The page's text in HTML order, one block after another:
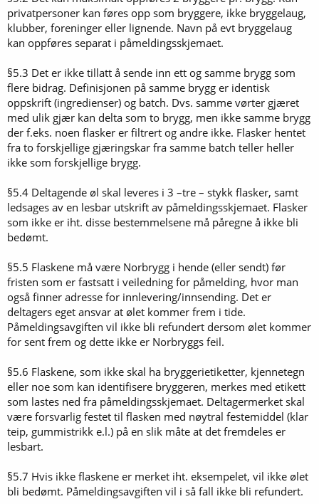
privatpersoner kan føres opp som bryggere, ikke bryggelaug,
klubber, foreninger eller lignende. Navn på evt bryggelaug
kan oppføres separat i påmeldingsskjemaet.
§5.3 Det er ikke tillatt å sende inn ett og samme brygg som
flere bidrag. Definisjonen på samme brygg er identisk
oppskrift (ingredienser) og batch. Dvs. samme vørter gjæret
med ulik gjær kan delta som to brygg, men ikke samme brygg
der f.eks. noen flasker er filtrert og andre ikke. Flasker hentet
fra to forskjellige gjæringskar fra samme batch teller heller
ikke som forskjellige brygg.
§5.4 Deltagende øl skal leveres i 3 –tre – stykk flasker, samt
ledsages av en lesbar utskrift av påmeldingsskjemaet. Flasker
som ikke er iht. disse bestemmelsene må påregne å ikke bli
bedømt.
§5.5 Flaskene må være Norbrygg i hende (eller sendt) før
fristen som er fastsatt i veiledning for påmelding, hvor man
også finner adresse for innlevering/innsending. Det er
deltagers eget ansvar at ølet kommer frem i tide.
Påmeldingsavgiften vil ikke bli refundert dersom ølet kommer
for sent frem og dette ikke er Norbryggs feil.
§5.6 Flaskene, som ikke skal ha bryggerietiketter, kjennetegn
eller noe som kan identifisere bryggeren, merkes med etikett
som lastes ned fra påmeldingsskjemaet. Deltagermerket skal
være forsvarlig festet til flasken med nøytral festemiddel (klar
teip, gummistrikk e.l.) på en slik måte at det fremdeles er
lesbart.
§5.7 Hvis ikke flaskene er merket iht. eksempelet, vil ikke ølet
bli bedømt. Påmeldingsavgiften vil i så fall ikke bli refundert.